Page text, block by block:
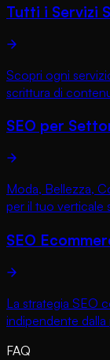
Tutti i Servizi
Scopri ogni
scrittura di
SEO per
Moda, Bellezza,
per il tuo verticale
SEO
La strategia SEO
indipendente
FAQ